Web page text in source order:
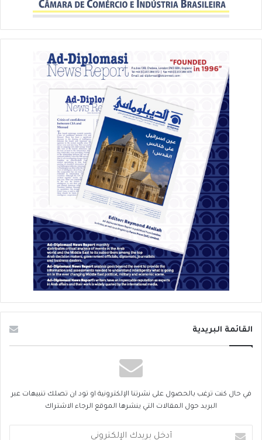
القائمة البريدية
في حال كنت ترغب بالحصول على نشرتنا الإلكترونية او تود ان تصلك تنبيهات عبر
البريد حول المقالات التي ينشرها الموقع الرجاء الاشتراك